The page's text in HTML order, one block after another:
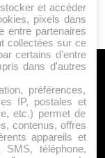
et accéder
pixels dans
entre partenaires
collectées sur ce
certains d'entre
dans d'autres
préférences,
IP, postales et
etc.) permet de
contenus, offres
appareils et
téléphone,